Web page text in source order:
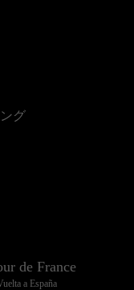
グ
de France
a España